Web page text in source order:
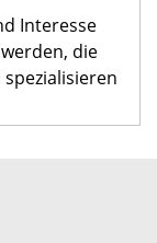
Interesse
die